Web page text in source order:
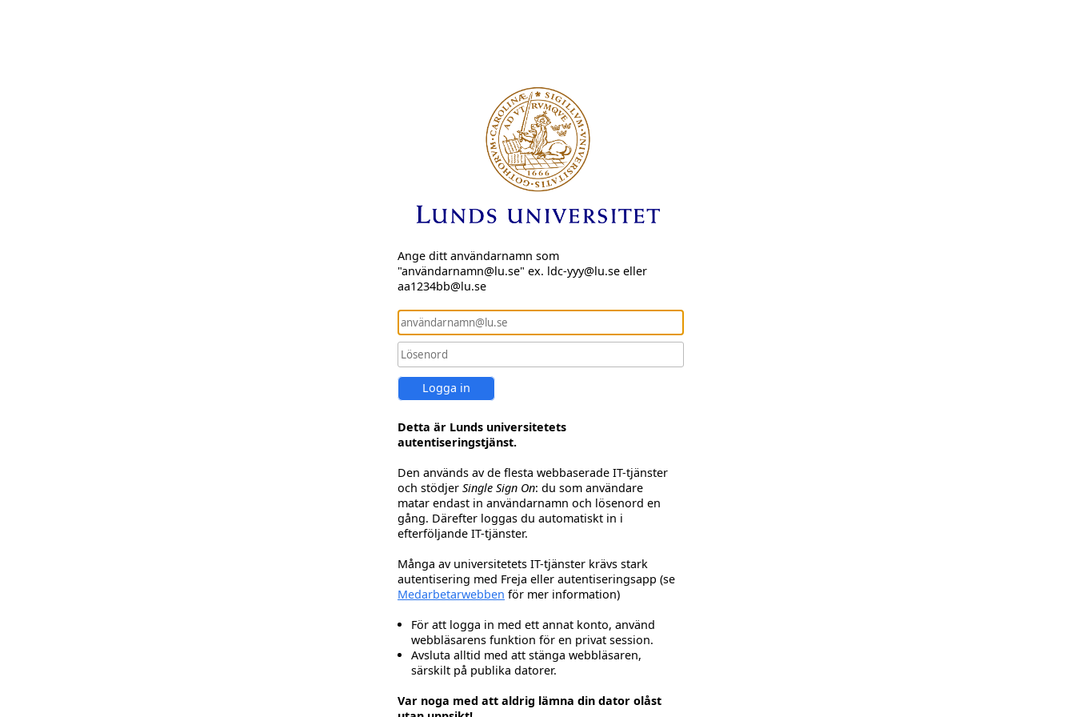
Ange ditt användarnamn som
"användarnamn@lu.se" ex. ldc-yyy@lu.se eller
aa1234bb@lu.se
Logga in
Detta är Lunds universitetets
autentiseringstjänst.
Den används av de flesta webbaserade IT-tjänster
och stödjer Single Sign On: du som användare
matar endast in användarnamn och lösenord en
gång. Därefter loggas du automatiskt in i
efterföljande IT-tjänster.
Många av universitetets IT-tjänster krävs stark
autentisering med Freja eller autentiseringsapp (se
Medarbetarwebben för mer information)
För att logga in med ett annat konto, använd
webbläsarens funktion för en privat session.
Avsluta alltid med att stänga webbläsaren,
särskilt på publika datorer.
Var noga med att aldrig lämna din dator olåst